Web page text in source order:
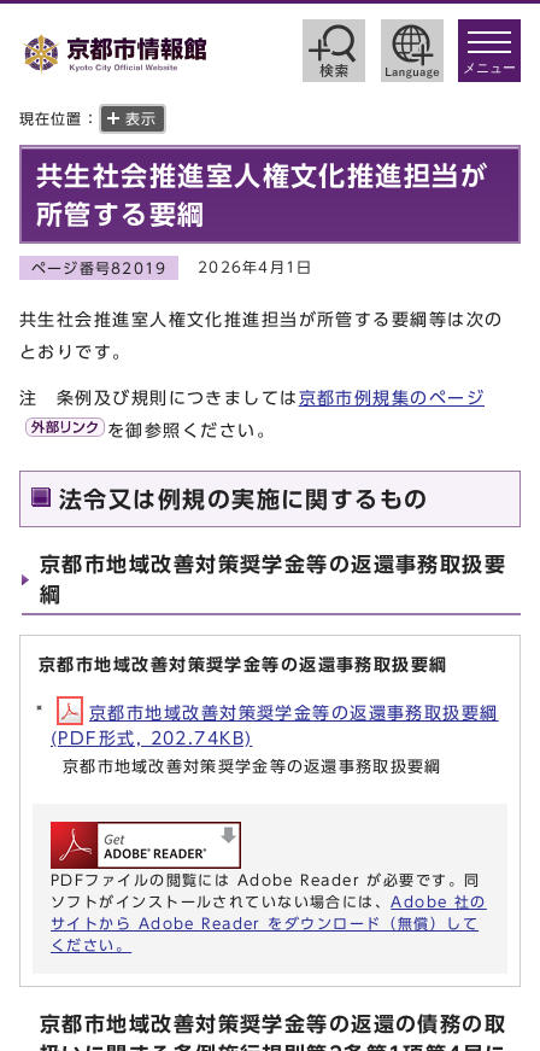
toggle
メニュー
現在位置： 表示
共生社会推進室人権文化推進担当が
所管する要綱
ページ番号82019 2026年4月1日
共生社会推進室人権文化推進担当が所管する要綱等は次の
とおりです。
注 条例及び規則につきましては 京都市例規集のページ
を御参照ください。
法令又は例規の実施に関するもの
京都市地域改善対策奨学金等の返還事務取扱要
綱
京都市地域改善対策奨学金等の返還事務取扱要綱
京都市地域改善対策奨学金等の返還事務取扱要綱
(PDF形式, 202.74KB)
京都市地域改善対策奨学金等の返還事務取扱要綱
PDFファイルの閲覧には Adobe Reader が必要です。同
ソフトがインストールされていない場合には、 Adobe 社の
サイトから Adobe Reader をダウンロード（無償）して
ください。
京都市地域改善対策奨学金等の返還の債務の取